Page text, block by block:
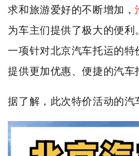
求和旅游爱好的不断增加，
为车主们提供了极大的便利
一项针对北京汽车托运的
提供更加优惠、便捷的汽车
据了解，此次特价活动的汽